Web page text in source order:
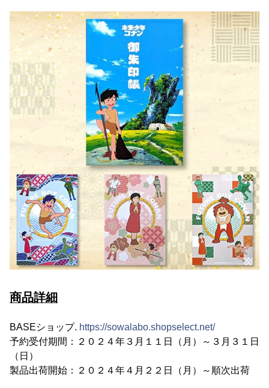
商品詳細
BASEショップ. https://sowalabo.shopselect.net/
予約受付期間：２０２４年３月１１日（月）～３月３１日
（日）
製品出荷開始：２０２４年４月２２日（月）～順次出荷